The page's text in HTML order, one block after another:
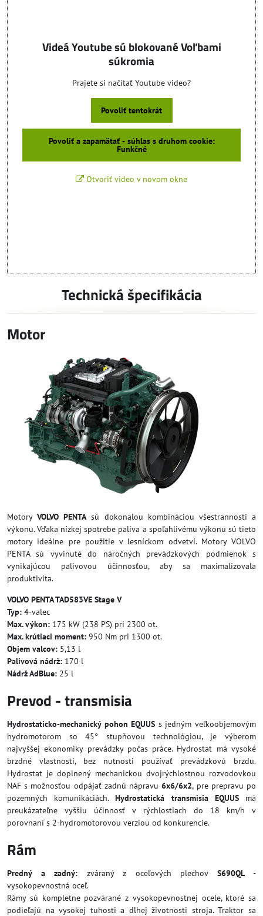
Videá Youtube sú blokované Voľbami
súkromia
Prajete si načítať Youtube video?
Povoliť tentokrát
Povoliť a zapamätať - súhlas s druhom cookie:
Funkčné
Otvoriť video v novom okne
Technická špecifikácia
Motor
MotoryVOLVO PENTAsú dokonalou kombináciou všestrannosti a
výkonu. Vďaka nízkej spotrebe paliva a spoľahlivému výkonu sú tieto
motory ideálne pre použitie v lesníckom odvetví. Motory VOLVO
PENTA sú vyvinuté do náročných prevádzkových podmienok s
vynikajúcou palivovou účinnosťou, aby sa maximalizovala
produktivita.
VOLVO PENTA TAD583VE Stage V
Typ: 4-valec
Max. výkon: 175 kW (238 PS) pri 2300 ot.
Max. krútiaci moment: 950 Nm pri 1300 ot.
Objem valcov: 5,13 l
Palivová nádrž: 170 l
Nádrž AdBlue: 25 l
Prevod - transmisia
Hydrostaticko-mechanický pohon EQUUS s jedným veľkoobjemovým
hydromotorom so 45° stupňovou technológiou, je výberom
najvyššej ekonomiky prevádzky počas práce. Hydrostat má vysoké
brzdné vlastnosti, bez nutnosti používať prevádzkovú brzdu.
Hydrostat je doplnený mechanickou dvojrýchlostnou rozvodovkou
NAF s možnosťou odpájať zadnú nápravu6x6/6x2, pre prepravu po
pozemných komunikáciách.Hydrostatická transmisia EQUUSmá
preukázateľne vyššiu účinnosť v rýchlostiach do 18 km/h v
porovnaní s 2-hydromotorovou verziou od konkurencie.
Rám
Predný a zadný: zváraný z oceľových plechov S690QL-
vysokopevnostná oceľ.
Rámy sú kompletne pozvárané z vysokopevnostnej ocele, ktoré sa
podieľajú na vysokej tuhosti a dlhej životnosti stroja. Traktor sa